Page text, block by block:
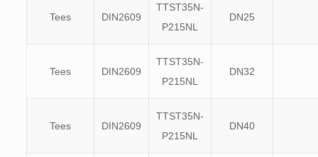
Tees DIN2609
TTST35N-
P215NL
DN25
Tees DIN2609
TTST35N-
P215NL
DN32
Tees DIN2609
TTST35N-
P215NL
DN40